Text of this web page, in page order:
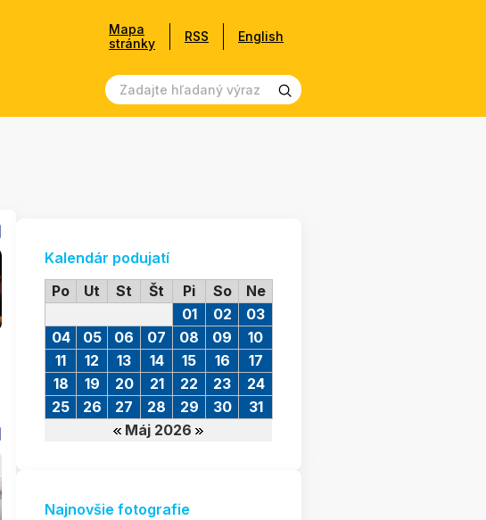
Mapa
stránky
RSS English
Kalendár podujatí
Po
Ut St Št Pi So Ne
Máj 2026
01 02
03
04
05 06 07 08 09
10
11
12 13 14 15 16
17
18
19 20 21 22 23
24
25
26 27 28 29 30 31
Najnovšie fotografie